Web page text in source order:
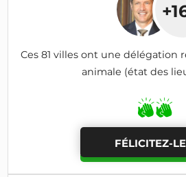
Ces 81 villes ont une délégation
animale (état des
FÉLICITEZ-